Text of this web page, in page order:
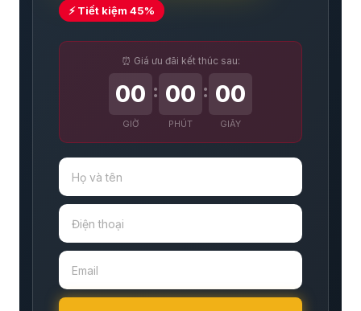
⚡ Tiết kiệm 45%
⏰ Giá ưu đãi kết thúc sau:
00
GIỜ
: 00
PHÚT
: 00
GIÂY